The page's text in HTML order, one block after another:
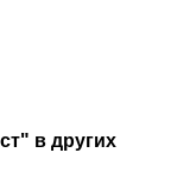
в других